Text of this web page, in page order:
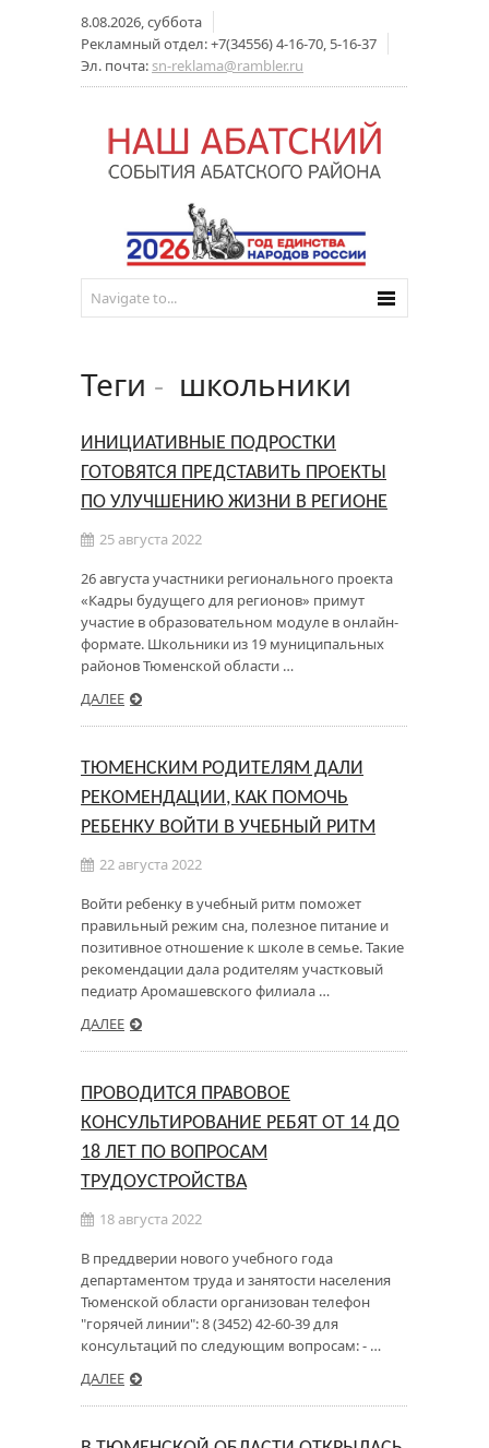
8.08.2026, суббота
Рекламный отдел: +7(34556) 4-16-70, 5-16-37
Эл. почта: sn-reklama@rambler.ru
Теги - школьники
ИНИЦИАТИВНЫЕ ПОДРОСТКИ
ГОТОВЯТСЯ ПРЕДСТАВИТЬ ПРОЕКТЫ
ПО УЛУЧШЕНИЮ ЖИЗНИ В РЕГИОНЕ
25 августа 2022
26 августа участники регионального проекта
«Кадры будущего для регионов» примут
участие в образовательном модуле в онлайн-
формате. Школьники из 19 муниципальных
районов Тюменской области …
ДАЛЕЕ
ТЮМЕНСКИМ РОДИТЕЛЯМ ДАЛИ
РЕКОМЕНДАЦИИ, КАК ПОМОЧЬ
РЕБЕНКУ ВОЙТИ В УЧЕБНЫЙ РИТМ
22 августа 2022
Войти ребенку в учебный ритм поможет
правильный режим сна, полезное питание и
позитивное отношение к школе в семье. Такие
рекомендации дала родителям участковый
педиатр Аромашевского филиала …
ДАЛЕЕ
ПРОВОДИТСЯ ПРАВОВОЕ
КОНСУЛЬТИРОВАНИЕ РЕБЯТ ОТ 14 ДО
18 ЛЕТ ПО ВОПРОСАМ
ТРУДОУСТРОЙСТВА
18 августа 2022
В преддверии нового учебного года
департаментом труда и занятости населения
Тюменской области организован телефон
"горячей линии": 8 (3452) 42-60-39 для
консультаций по следующим вопросам: - …
ДАЛЕЕ